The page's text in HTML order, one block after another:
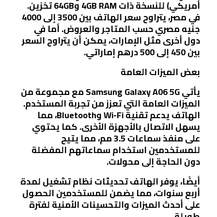
أمريكي) للنسخة ذات 4GB RAM و64GB تخزين.
في مصر، يتراوح سعر الهاتف بين 3500 إلى 4000
جنيه مصري حسب المتاجر والعروض. أما في
دول أخرى مثل الإمارات، يمكن أن يتراوح السعر
بين 450 إلى 500 درهم إماراتي.
بعض الميزات العامة
يأتي Samsung Galaxy A06 5G مع مجموعة من
الميزات العامة التي تعزز من تجربة المستخدم.
الهاتف يدعم تقنية Wi-Fi وBluetooth، مما
يسهل الاتصال بالأجهزة الأخرى. كما يحتوي
على منفذ سماعات 3.5 مم، مما يتيح
للمستخدمين استخدام سماعاتهم المفضلة
دون الحاجة إلى محولات.
أيضًا، يوفر الهاتف تحديثات نظام تشغيل لمدة
أربع سنوات، مما يضمن للمستخدمين الحصول
على أحدث الميزات والتحسينات الأمنية لفترة